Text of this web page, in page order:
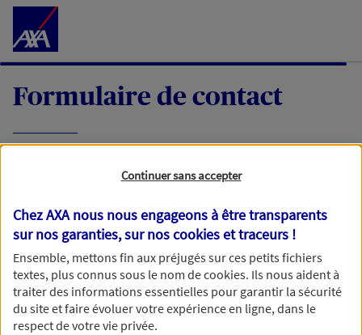
Accéder au Contenu
Formulaire de contact
demande, nous vous répondrons dans les
meilleurs délais par mail ou par téléphone.
Votre message :
Continuer sans accepter
Chez AXA nous nous engageons à être transparents
sur nos garanties, sur noscookies et traceurs !
Ensemble, mettons fin aux préjugés sur ces petits fichiers
textes, plus connus sous le nom decookies. Ils nous aident à
traiter des informations essentielles pour garantir la sécurité
du site et faire évoluer votre expérience en ligne, dans le
respect de votre vie privée.